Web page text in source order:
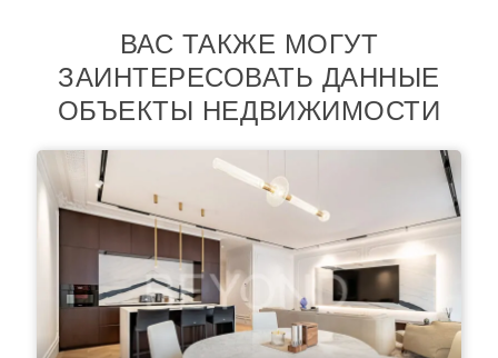
ВАС ТАКЖЕ МОГУТ
ЗАИНТЕРЕСОВАТЬ ДАННЫЕ
ОБЪЕКТЫ НЕДВИЖИМОСТИ